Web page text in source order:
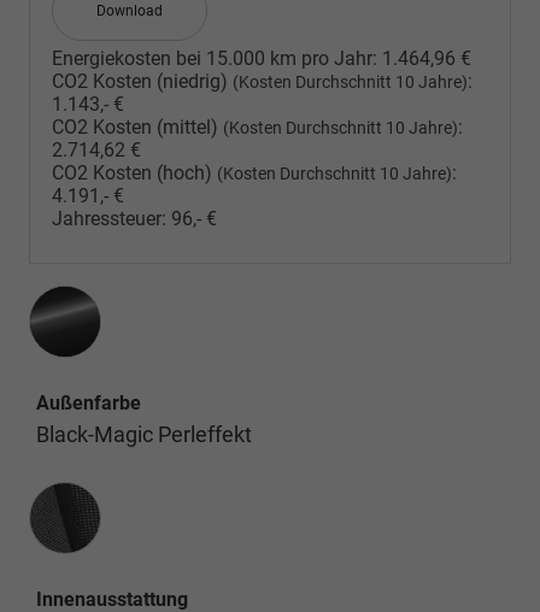
Download
Energiekosten bei 15.000 km pro Jahr: 1.464,96 €
CO2 Kosten (niedrig) (Kosten Durchschnitt 10 Jahre):
1.143,- €
CO2 Kosten (mittel) (Kosten Durchschnitt 10 Jahre):
2.714,62 €
CO2 Kosten (hoch) (Kosten Durchschnitt 10 Jahre):
4.191,- €
Jahressteuer: 96,- €
Außenfarbe
Black-Magic Perleffekt
Innenausstattung
Innenausstattung